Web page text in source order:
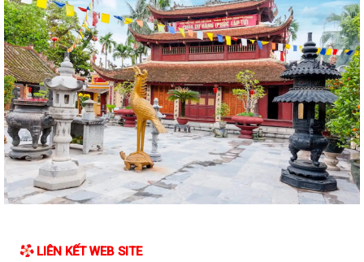
Về việc đình chỉ lưu hành, thu hồi...
Thông báo số: 2542/TB-UBND ngày 30/7/2026 của UBND xã Việt Khê
Về việc đình chỉ lưu hành, thu hồi...
Thông báo số: 2545/TB-UBND ngày 30/7/2026 Về việc đăng ký tiếp
công dân định kỳ tuần 01, tháng...
Kế hoạch số: 250/KH-UBND ngày 30/7/2026 của UBND xã Việt Khê
Triển khai “ Chương trình Chăm sóc sức...
Kế hoạch số: 249/KH-UBND ngày 29/7/2026 về việc thực hiện chương
Kế hoạch số: 248/KH-UBND ngày 29/7/2026 của UBND xã Việt Khê
LIÊN KẾT WEB SITE